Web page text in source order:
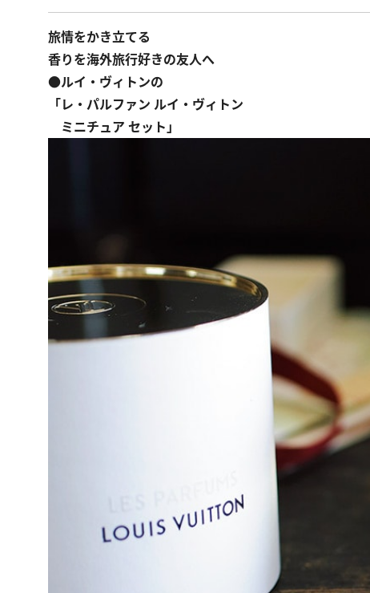
旅情をかき立てる
香りを海外旅行好きの友人へ
●ルイ・ヴィトンの
「レ・パルファン ルイ・ヴィトン
ミニチュア セット」